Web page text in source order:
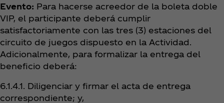
Evento: Para hacerse acreedor de la boleta doble
VIP, el participante deberá cumplir
satisfactoriamente con las tres (3) estaciones del
circuito de juegos dispuesto en la Actividad.
Adicionalmente, para formalizar la entrega del
beneficio deberá:
6.1.4.1. Diligenciar y firmar el acta de entrega
correspondiente; y,